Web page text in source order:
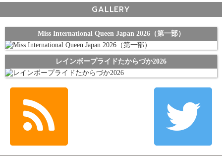
GALLERY
Miss International Queen Japan 2026（第一部）
レインボープライドたからづか2026